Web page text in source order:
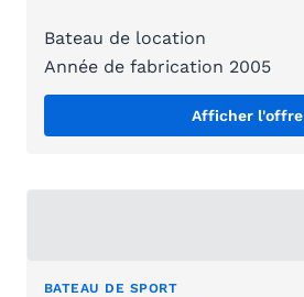
Bateau de location
Année de fabrication 2005
Afficher l'offre
BATEAU DE SPORT